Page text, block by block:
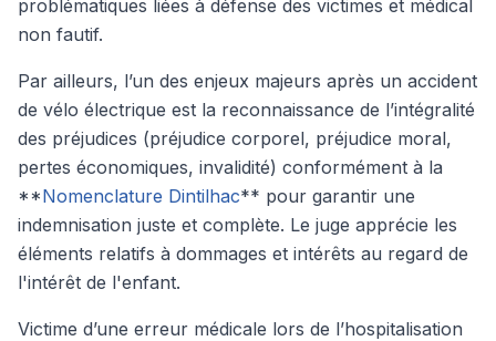
problématiques liées à défense des victimes et médical
non fautif.
Par ailleurs, l’un des enjeux majeurs après un accident
de vélo électrique est la reconnaissance de l’intégralité
des préjudices (préjudice corporel, préjudice moral,
pertes économiques, invalidité) conformément à la
**Nomenclature Dintilhac** pour garantir une
indemnisation juste et complète. Le juge apprécie les
éléments relatifs à dommages et intérêts au regard de
l'intérêt de l'enfant.
Victime d’une erreur médicale lors de l’hospitalisation